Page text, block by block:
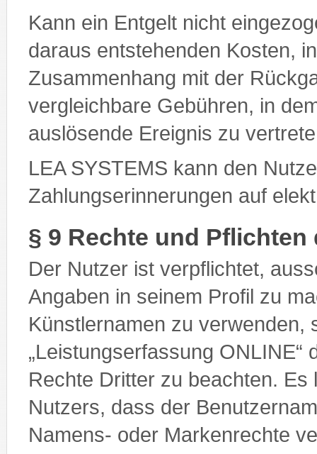
Kann ein Entgelt nicht
daraus entstehenden Kosten,
Zusammenhang mit der
vergleichbare Gebühren, in
auslösende Ereignis zu
LEA SYSTEMS kann den
Zahlungserinnerungen auf
§ 9 Rechte und Pflichten
Der Nutzer ist verpflichtet,
Angaben in seinem Profil zu
Künstlernamen zu verwenden,
„Leistungserfassung
Rechte Dritter zu beachten.
Nutzers, dass der
Namens- oder Markenrechte